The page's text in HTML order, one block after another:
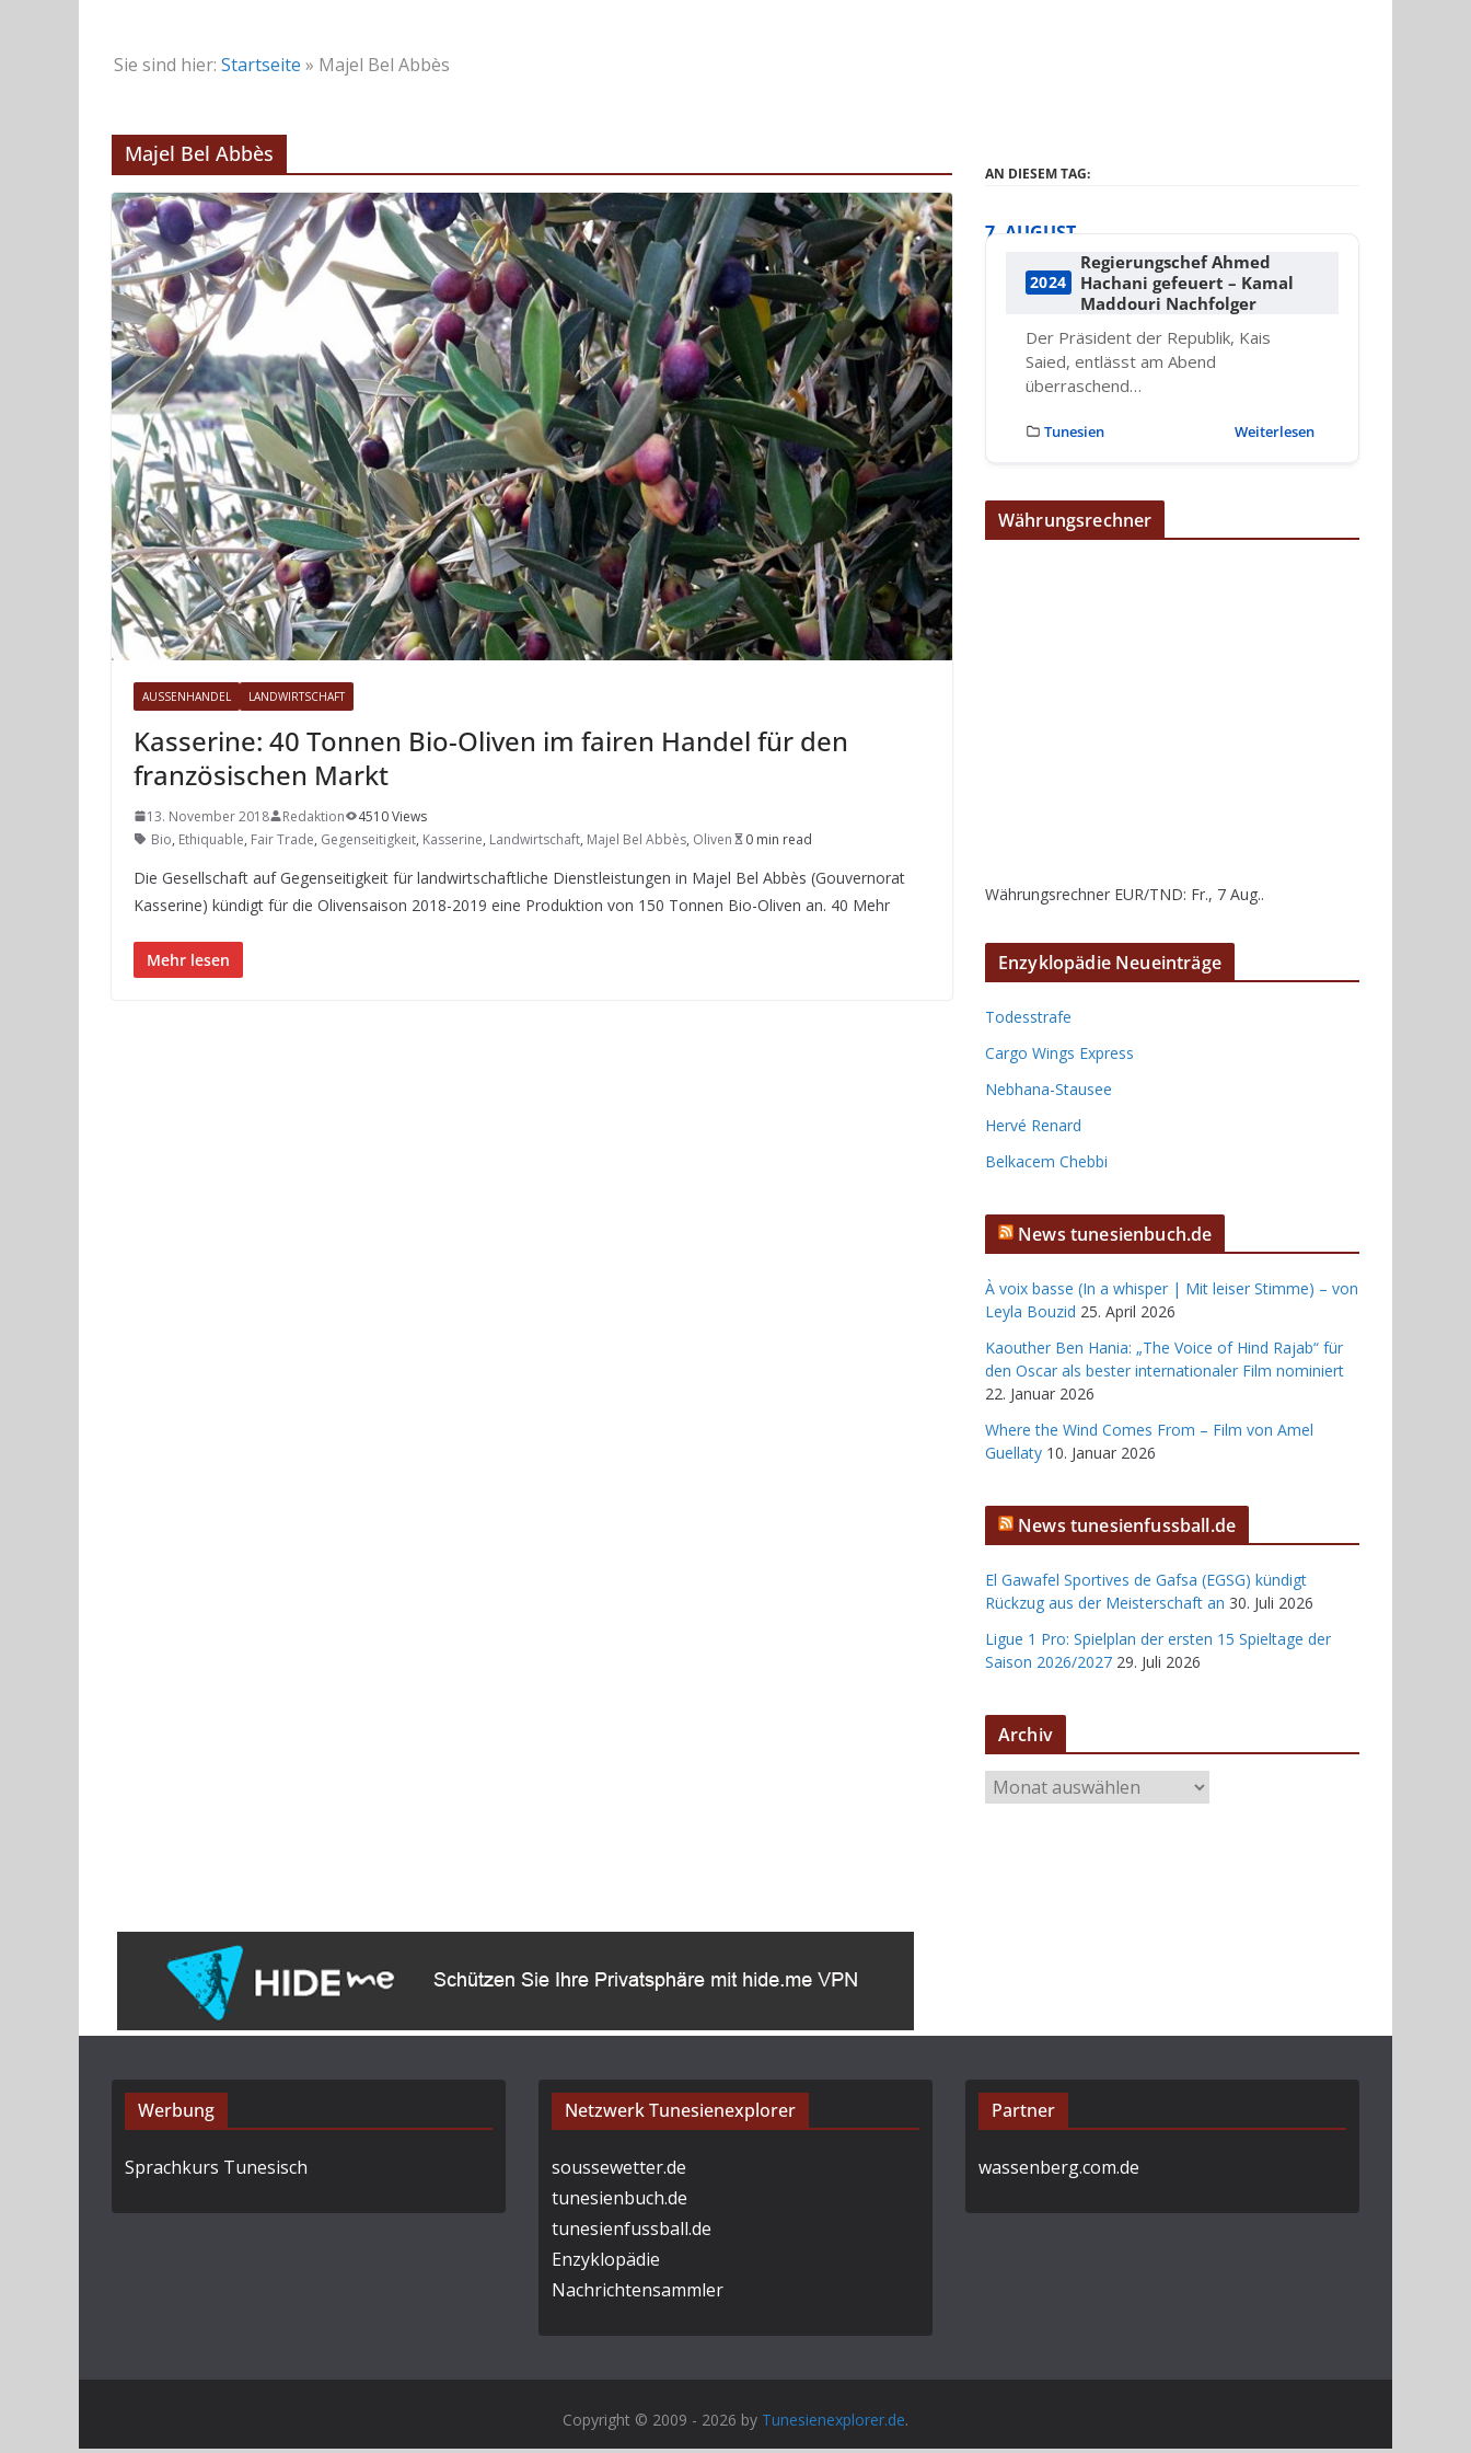
Sie sind hier: Startseite » Majel Bel Abbès
Majel Bel Abbès
AUSSENHANDEL LANDWIRTSCHAFT
Kasserine: 40 Tonnen Bio-Oliven im fairen Handel für den
französischen Markt
13. November 2018 Redaktion
4510 Views
Bio, Ethiquable, Fair Trade, Gegenseitigkeit, Kasserine, Landwirtschaft, Majel Bel Abbès, Oliven 0 min read
Die Gesellschaft auf Gegenseitigkeit für landwirtschaftliche Dienstleistungen in Majel Bel Abbès (Gouvernorat
Kasserine) kündigt für die Olivensaison 2018-2019 eine Produktion von 150 Tonnen Bio-Oliven an. 40 Mehr
Mehr lesen
AN DIESEM TAG:
7. AUGUST
2024
Regierungschef Ahmed
Hachani gefeuert – Kamal
Maddouri Nachfolger
Der Präsident der Republik, Kais
Saied, entlässt am Abend
überraschend…
Tunesien Weiterlesen
Währungsrechner
Währungsrechner EUR/TND: Fr., 7 Aug..
Enzyklopädie Neueinträge
Todesstrafe
Cargo Wings Express
Nebhana-Stausee
Hervé Renard
Belkacem Chebbi
News tunesienbuch.de
À voix basse (In a whisper | Mit leiser Stimme) – von
Leyla Bouzid 25. April 2026
Kaouther Ben Hania: „The Voice of Hind Rajab“ für
den Oscar als bester internationaler Film nominiert
22. Januar 2026
Where the Wind Comes From – Film von Amel
Guellaty 10. Januar 2026
News tunesienfussball.de
El Gawafel Sportives de Gafsa (EGSG) kündigt
Rückzug aus der Meisterschaft an 30. Juli 2026
Ligue 1 Pro: Spielplan der ersten 15 Spieltage der
Saison 2026/2027 29. Juli 2026
Archiv
r
Werbung
Sprachkurs Tunesisch
Netzwerk Tunesienexplorer
soussewetter.de
tunesienbuch.de
tunesienfussball.de
Enzyklopädie
Nachrichtensammler
Partner
wassenberg.com.de
Copyright © 2009 - 2026 by Tunesienexplorer.de.